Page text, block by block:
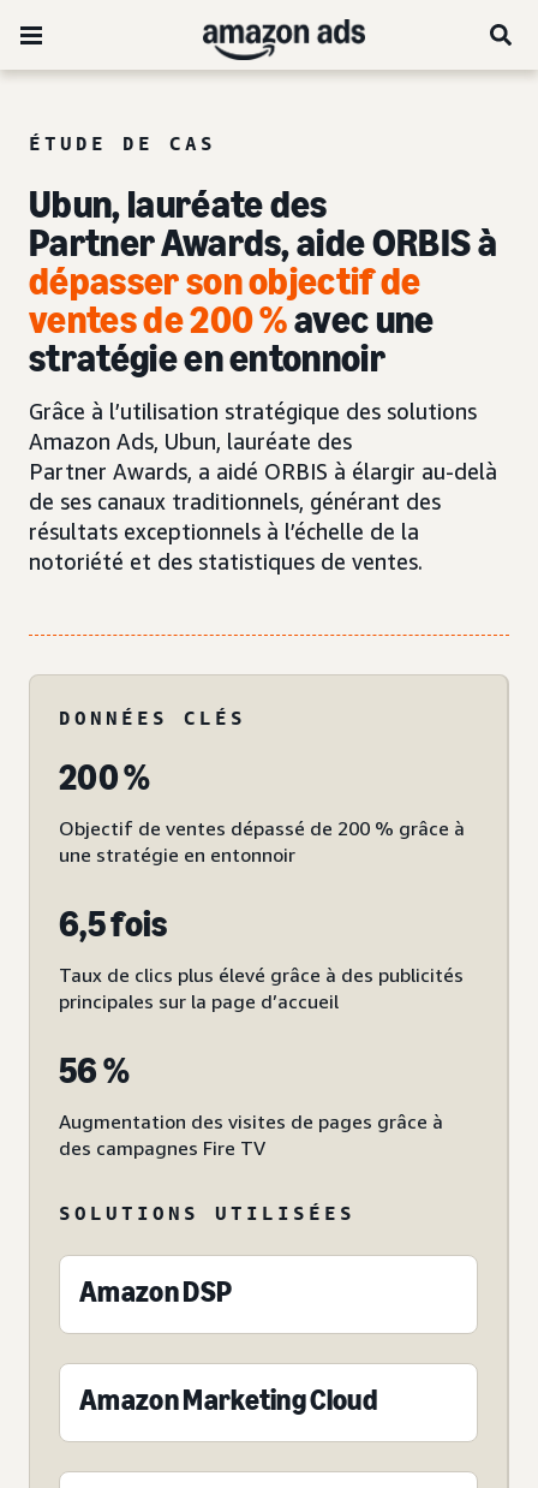
ÉTUDE DE CAS
Ubun, lauréate des
Partner Awards, aide ORBIS à
dépasser son objectif de
ventes de 200 %avec une
stratégie en entonnoir
Grâce à l’utilisation stratégique des solutions
Amazon Ads, Ubun, lauréate des
Partner Awards, a aidé ORBIS à élargir au-delà
de ses canaux traditionnels, générant des
résultats exceptionnels à l’échelle de la
notoriété et des statistiques de ventes.
DONNÉES CLÉS
200 %
Objectif de ventes dépassé de 200 % grâce à
une stratégie en entonnoir
6,5 fois
Taux de clics plus élevé grâce à des publicités
principales sur la page d’accueil
56 %
Augmentation des visites de pages grâce à
des campagnes Fire TV
SOLUTIONS UTILISÉES
Amazon DSP
Amazon Marketing Cloud